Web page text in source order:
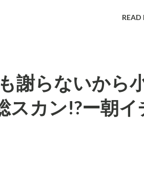
READ
謝らないから
スカン!?ー朝イ